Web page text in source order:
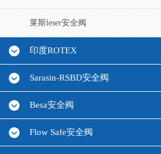
莱斯leser安全阀
印度ROTEX
Sarasin-RSBD安全阀
Besa安全阀
Flow Safe安全阀